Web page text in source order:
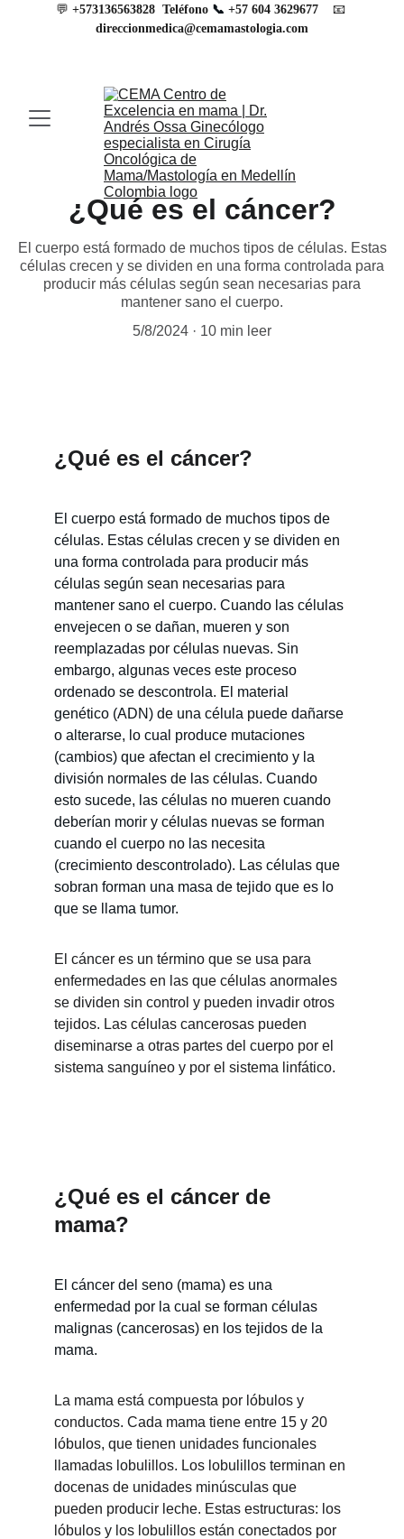
💬 +573136563828 Teléfono 📞 +57 604 3629677 📧
direccionmedica@cemamastologia.com
¿Qué es el cáncer?
El cuerpo está formado de muchos tipos de células. Estas
células crecen y se dividen en una forma controlada para
producir más células según sean necesarias para
mantener sano el cuerpo.
5/8/2024
10 min leer
¿Qué es el cáncer?
El cuerpo está formado de muchos tipos de
células. Estas células crecen y se dividen en
una forma controlada para producir más
células según sean necesarias para
mantener sano el cuerpo. Cuando las células
envejecen o se dañan, mueren y son
reemplazadas por células nuevas. Sin
embargo, algunas veces este proceso
ordenado se descontrola. El material
genético (ADN) de una célula puede dañarse
o alterarse, lo cual produce mutaciones
(cambios) que afectan el crecimiento y la
división normales de las células. Cuando
esto sucede, las células no mueren cuando
deberían morir y células nuevas se forman
cuando el cuerpo no las necesita
(crecimiento descontrolado). Las células que
sobran forman una masa de tejido que es lo
que se llama tumor.
El cáncer es un término que se usa para
enfermedades en las que células anormales
se dividen sin control y pueden invadir otros
tejidos. Las células cancerosas pueden
diseminarse a otras partes del cuerpo por el
sistema sanguíneo y por el sistema linfático.
¿Qué es el cáncer de
mama?
El cáncer del seno (mama) es una
enfermedad por la cual se forman células
malignas (cancerosas) en los tejidos de la
mama.
La mama está compuesta por lóbulos y
conductos. Cada mama tiene entre 15 y 20
lóbulos, que tienen unidades funcionales
llamadas lobulillos. Los lobulillos terminan en
docenas de unidades minúsculas que
pueden producir leche. Estas estructuras: los
lóbulos y los lobulillos están conectados por